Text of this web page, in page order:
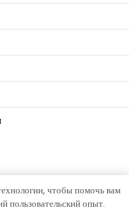
News отArtify
чтобы помочь вам
пользовательский опыт.